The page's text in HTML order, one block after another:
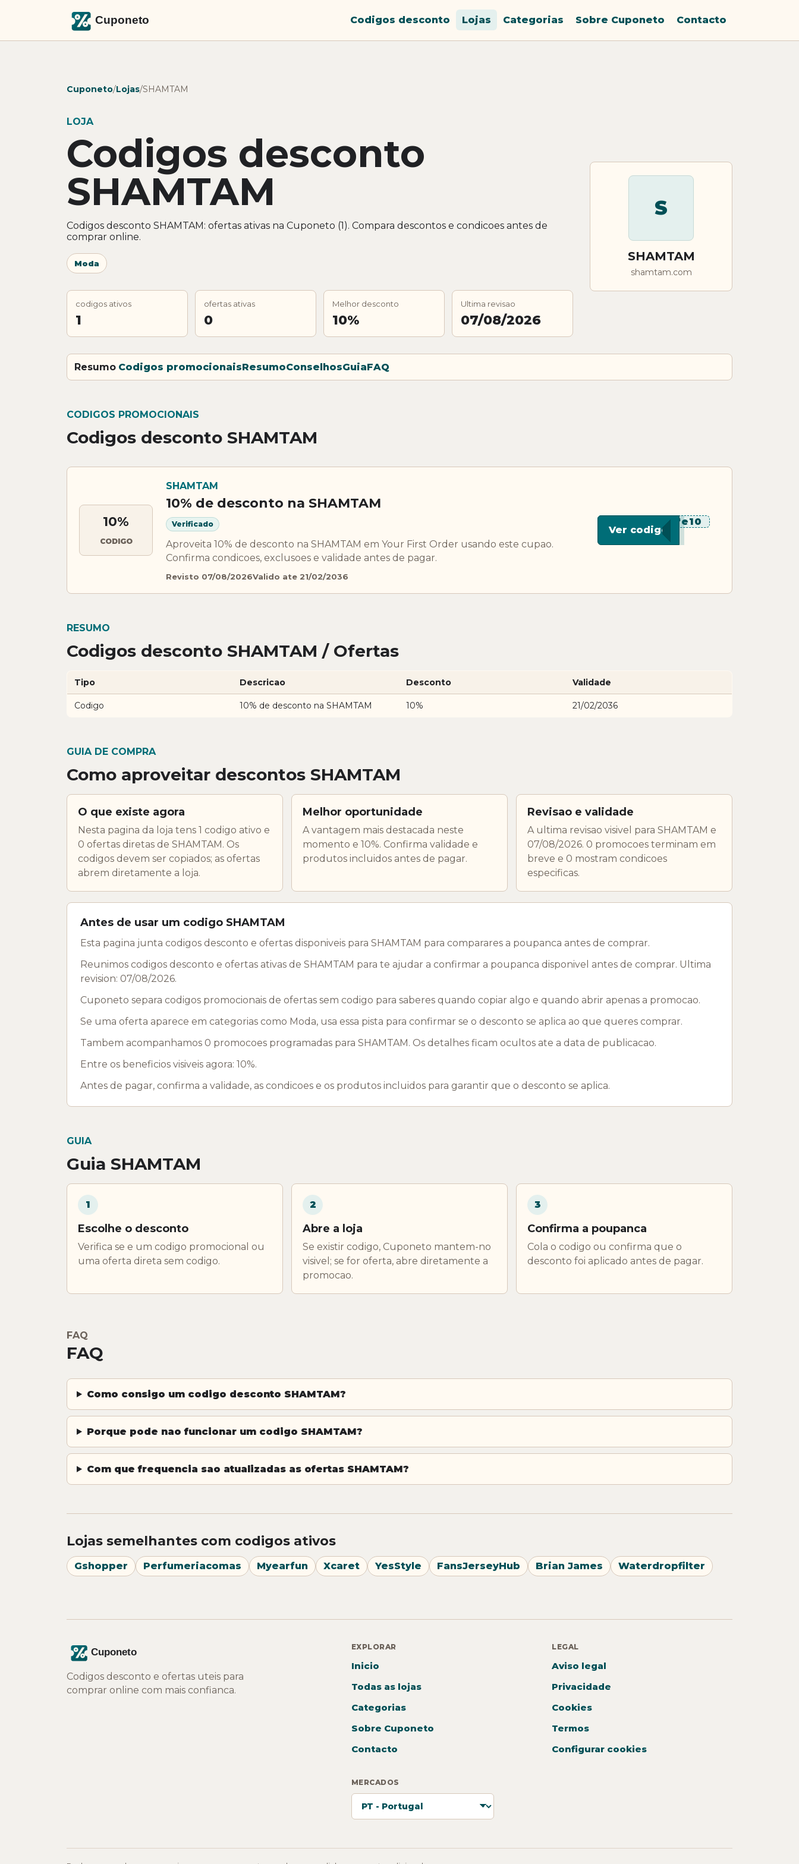
Codigos desconto Lojas Categorias Sobre Cuponeto Contacto
Cuponeto/Lojas/SHAMTAM
LOJA
Codigos desconto
SHAMTAM
Codigos desconto SHAMTAM: ofertas ativas na Cuponeto (1). Compara descontos e condicoes antes de
comprar online.
Moda
codigos ativos
1
ofertas ativas
0
Melhor desconto
10%
Ultima revisao
07/08/2026
S
SHAMTAM
shamtam.com
Resumo Codigos promocionaisResumoConselhosGuiaFAQ
CODIGOS PROMOCIONAIS
Codigos desconto SHAMTAM
10%
CODIGO
SHAMTAM
10% de desconto na SHAMTAM
Verificado
Aproveita 10% de desconto na SHAMTAM em Your First Order usando este cupao.
Confirma condicoes, exclusoes e validade antes de pagar.
Revisto 07/08/2026Valido ate 21/02/2036
******e10
Ver codigo
RESUMO
Codigos desconto SHAMTAM / Ofertas
Tipo Descricao Desconto Validade
Codigo 10% de desconto na SHAMTAM 10% 21/02/2036
GUIA DE COMPRA
Como aproveitar descontos SHAMTAM
O que existe agora
Nesta pagina da loja tens 1 codigo ativo e
0 ofertas diretas de SHAMTAM. Os
codigos devem ser copiados; as ofertas
abrem diretamente a loja.
Melhor oportunidade
A vantagem mais destacada neste
momento e 10%. Confirma validade e
produtos incluidos antes de pagar.
Revisao e validade
A ultima revisao visivel para SHAMTAM e
07/08/2026. 0 promocoes terminam em
breve e 0 mostram condicoes
especificas.
Antes de usar um codigo SHAMTAM
Esta pagina junta codigos desconto e ofertas disponiveis para SHAMTAM para comparares a poupanca antes de comprar.
Reunimos codigos desconto e ofertas ativas de SHAMTAM para te ajudar a confirmar a poupanca disponivel antes de comprar. Ultima
revision: 07/08/2026.
Cuponeto separa codigos promocionais de ofertas sem codigo para saberes quando copiar algo e quando abrir apenas a promocao.
Se uma oferta aparece em categorias como Moda, usa essa pista para confirmar se o desconto se aplica ao que queres comprar.
Tambem acompanhamos 0 promocoes programadas para SHAMTAM. Os detalhes ficam ocultos ate a data de publicacao.
Entre os beneficios visiveis agora: 10%.
Antes de pagar, confirma a validade, as condicoes e os produtos incluidos para garantir que o desconto se aplica.
GUIA
Guia SHAMTAM
1
Escolhe o desconto
Verifica se e um codigo promocional ou
uma oferta direta sem codigo.
2
Abre a loja
Se existir codigo, Cuponeto mantem-no
visivel; se for oferta, abre diretamente a
promocao.
3
Confirma a poupanca
Cola o codigo ou confirma que o
desconto foi aplicado antes de pagar.
FAQ
FAQ
Como consigo um codigo desconto SHAMTAM?
Porque pode nao funcionar um codigo SHAMTAM?
Com que frequencia sao atualizadas as ofertas SHAMTAM?
Lojas semelhantes com codigos ativos
Gshopper Perfumeriacomas Myearfun Xcaret YesStyle FansJerseyHub Brian James Waterdropfilter
Codigos desconto e ofertas uteis para
comprar online com mais confianca.
EXPLORAR
Inicio
Todas as lojas
Categorias
Sobre Cuponeto
Contacto
LEGAL
Aviso legal
Privacidade
Cookies
Termos
Configurar cookies
MERCADOS